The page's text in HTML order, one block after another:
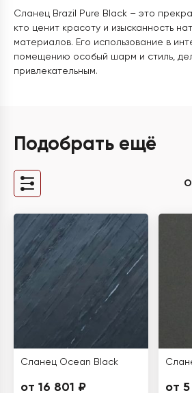
Сланец Brazil Pure Black – это
кто ценит красоту и изысканность
материалов. Его использование в
помещению особый шарм и стиль,
привлекательным.
Подобрать ещё
Сланец Ocean Black
от 16 801 ₽ от